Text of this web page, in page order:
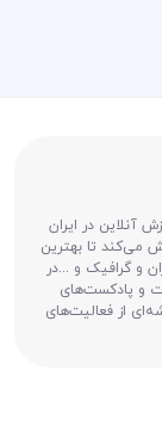
آنلاین در ایران
می‌کند تا بهترین
و گرافیک و ...در
و پادکست‌های
از فعالیت‌های